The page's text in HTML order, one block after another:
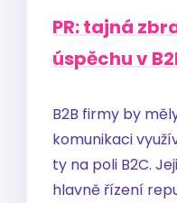
PR: tajná
úspěchu v
B2B firmy by
komunikaci
ty na poli B2C.
hlavně řízení